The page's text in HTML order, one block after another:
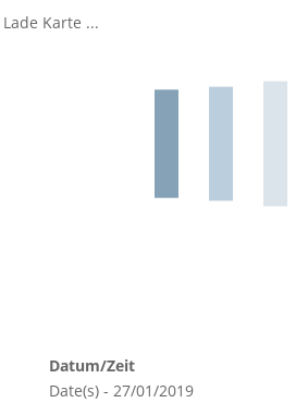
Lade Karte ...
Datum/Zeit
Date(s) - 27/01/2019